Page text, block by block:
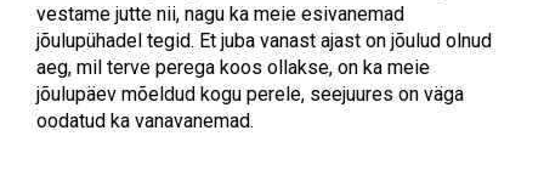
vestame jutte nii, nagu ka meie esivanemad
jõulupühadel tegid. Et juba vanast ajast on jõulud olnud
aeg, mil terve perega koos ollakse, on ka meie
jõulupäev mõeldud kogu perele, seejuures on väga
oodatud ka vanavanemad.